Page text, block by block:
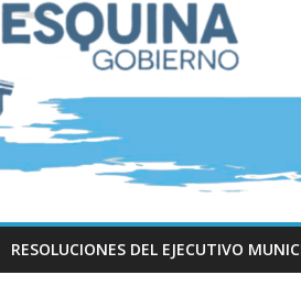
RESOLUCIONES DEL EJECUTIVO